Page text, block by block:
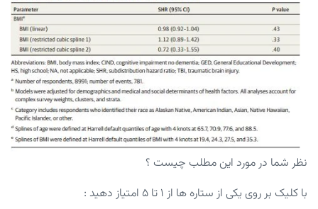
نظر شما در مورد این مطلب چیست ؟
با کلیک بر روی یکی از ستاره ها از ۱ تا ۵ امتیاز دهید :